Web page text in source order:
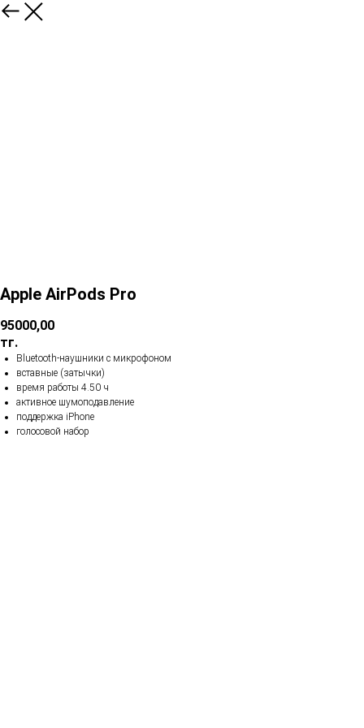
Apple AirPods Pro
95000,00
тг.
Bluetooth-наушники с микрофоном
вставные (затычки)
время работы 4.50 ч
активное шумоподавление
поддержка iPhone
голосовой набор